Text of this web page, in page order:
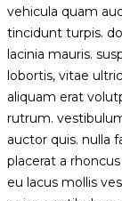
vehicula quam
tincidunt turpis.
lacinia mauris.
lobortis, vitae
aliquam erat
rutrum.
auctor quis. nulla
placerat a
eu lacus mollis